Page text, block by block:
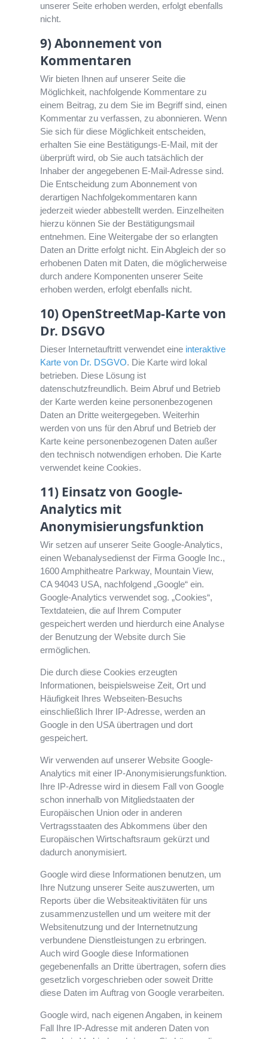
unserer Seite erhoben werden, erfolgt ebenfalls
nicht.
9) Abonnement von
Kommentaren
Wir bieten Ihnen auf unserer Seite die
Möglichkeit, nachfolgende Kommentare zu
einem Beitrag, zu dem Sie im Begriff sind, einen
Kommentar zu verfassen, zu abonnieren. Wenn
Sie sich für diese Möglichkeit entscheiden,
erhalten Sie eine Bestätigungs-E-Mail, mit der
überprüft wird, ob Sie auch tatsächlich der
Inhaber der angegebenen E-Mail-Adresse sind.
Die Entscheidung zum Abonnement von
derartigen Nachfolgekommentaren kann
jederzeit wieder abbestellt werden. Einzelheiten
hierzu können Sie der Bestätigungsmail
entnehmen. Eine Weitergabe der so erlangten
Daten an Dritte erfolgt nicht. Ein Abgleich der so
erhobenen Daten mit Daten, die möglicherweise
durch andere Komponenten unserer Seite
erhoben werden, erfolgt ebenfalls nicht.
10) OpenStreetMap-Karte von
Dr. DSGVO
Dieser Internetauftritt verwendet eine interaktive
Karte von Dr. DSGVO. Die Karte wird lokal
betrieben. Diese Lösung ist
datenschutzfreundlich. Beim Abruf und Betrieb
der Karte werden keine personenbezogenen
Daten an Dritte weitergegeben. Weiterhin
werden von uns für den Abruf und Betrieb der
Karte keine personenbezogenen Daten außer
den technisch notwendigen erhoben. Die Karte
verwendet keine Cookies.
11) Einsatz von Google-
Analytics mit
Anonymisierungsfunktion
Wir setzen auf unserer Seite Google-Analytics,
einen Webanalysedienst der Firma Google Inc.,
1600 Amphitheatre Parkway, Mountain View,
CA 94043 USA, nachfolgend „Google“ ein.
Google-Analytics verwendet sog. „Cookies“,
Textdateien, die auf Ihrem Computer
gespeichert werden und hierdurch eine Analyse
der Benutzung der Website durch Sie
ermöglichen.
Die durch diese Cookies erzeugten
Informationen, beispielsweise Zeit, Ort und
Häufigkeit Ihres Webseiten-Besuchs
einschließlich Ihrer IP-Adresse, werden an
Google in den USA übertragen und dort
gespeichert.
Wir verwenden auf unserer Website Google-
Analytics mit einer IP-Anonymisierungsfunktion.
Ihre IP-Adresse wird in diesem Fall von Google
schon innerhalb von Mitgliedstaaten der
Europäischen Union oder in anderen
Vertragsstaaten des Abkommens über den
Europäischen Wirtschaftsraum gekürzt und
dadurch anonymisiert.
Google wird diese Informationen benutzen, um
Ihre Nutzung unserer Seite auszuwerten, um
Reports über die Websiteaktivitäten für uns
zusammenzustellen und um weitere mit der
Websitenutzung und der Internetnutzung
verbundene Dienstleistungen zu erbringen.
Auch wird Google diese Informationen
gegebenenfalls an Dritte übertragen, sofern dies
gesetzlich vorgeschrieben oder soweit Dritte
diese Daten im Auftrag von Google verarbeiten.
Google wird, nach eigenen Angaben, in keinem
Fall Ihre IP-Adresse mit anderen Daten von